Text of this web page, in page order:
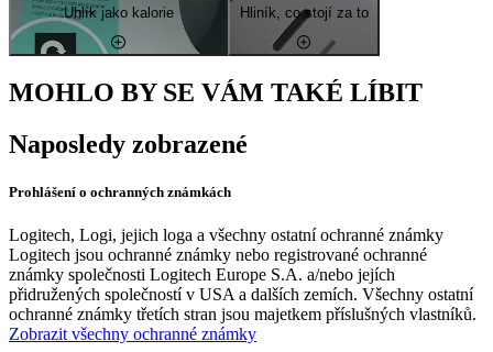
Uhlík jako kalorie Hliník, co stojí za to
MOHLO BY SE VÁM TAKÉ LÍBIT
Naposledy zobrazené
Prohlášení o ochranných známkách
Logitech, Logi, jejich loga a všechny ostatní ochranné známky
Logitech jsou ochranné známky nebo registrované ochranné
známky společnosti Logitech Europe S.A. a/nebo jejích
přidružených společností v USA a dalších zemích. Všechny ostatní
ochranné známky třetích stran jsou majetkem příslušných vlastníků.
Zobrazit všechny ochranné známky